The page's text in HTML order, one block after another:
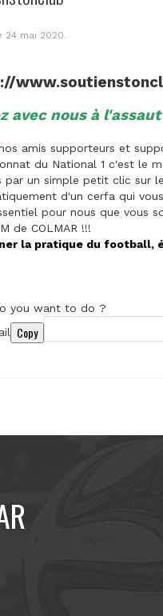
24 mai 2020.
avec nous à
amis supporteurs et
du National 1 c'est le
par un simple petit clic sur
d'un cerfa qui
pour nous que vous
de COLMAR !!!
la pratique du football,
you want to do ?
Copy